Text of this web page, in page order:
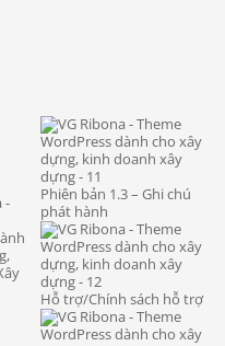
Phiên bản 1.3 – Ghi chú
phát hành
Hỗ trợ/Chính sách hỗ trợ